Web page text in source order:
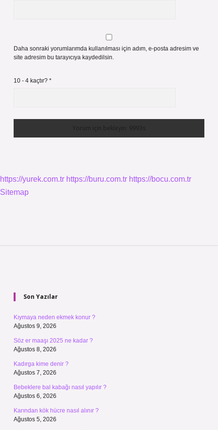
Daha sonraki yorumlarımda kullanılması için adım, e-posta adresim ve
site adresim bu tarayıcıya kaydedilsin.
10 - 4 kaçtır? *
https://yurek.com.tr https://buru.com.tr https://bocu.com.tr
Sitemap
Son Yazılar
Kıymaya neden ekmek konur ?
Ağustos 9, 2026
Söz er maaşı 2025 ne kadar ?
Ağustos 8, 2026
Kadırga kime denir ?
Ağustos 7, 2026
Bebeklere bal kabağı nasıl yapılır ?
Ağustos 6, 2026
Karından kök hücre nasıl alınır ?
Ağustos 5, 2026